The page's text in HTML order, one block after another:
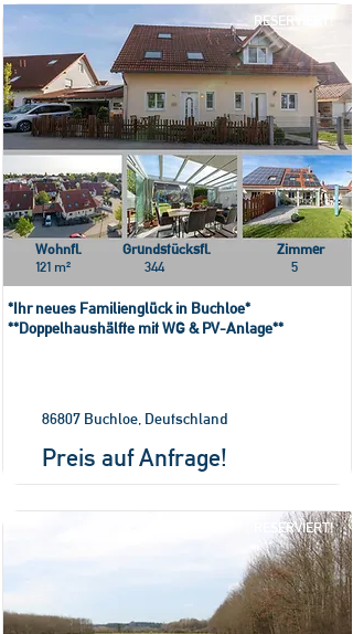
RESERVIERT!
Wohnfl.
121 m²
Grundstücksfl.
344
Zimmer
5
*Ihr neues Familienglück in Buchloe*
**Doppelhaushälfte mit WG & PV-Anlage**
86807 Buchloe, Deutschland
Preis auf Anfrage!
RESERVIERT!